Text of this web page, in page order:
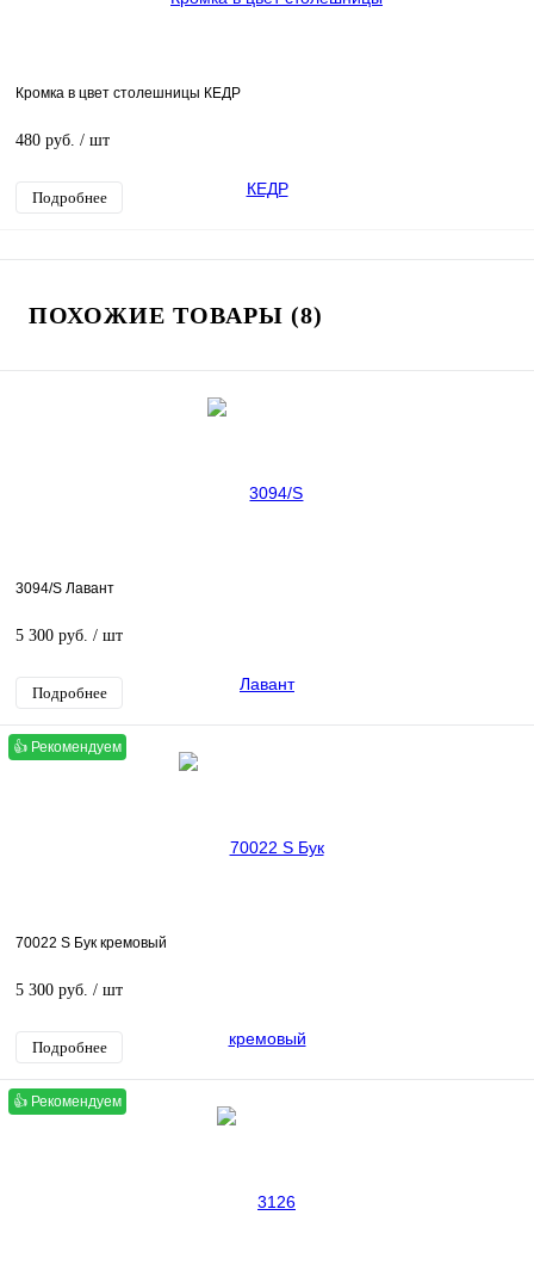
Кромка в цвет столешницы КЕДР
480 руб. / шт
Подробнее
ПОХОЖИЕ ТОВАРЫ (8)
3094/S Лавант
5 300 руб. / шт
Подробнее
👍 Рекомендуем
70022 S Бук кремовый
5 300 руб. / шт
Подробнее
👍 Рекомендуем